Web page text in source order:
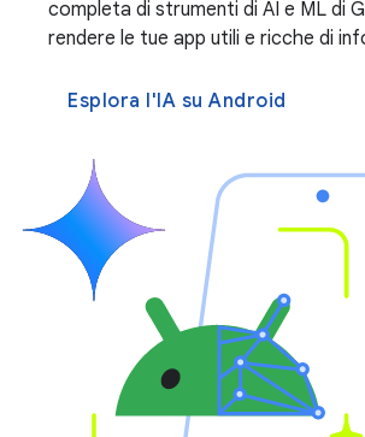
completa di strumenti di AI e ML di
rendere le tue app utili e ricche di
Esplora l'IA su Android